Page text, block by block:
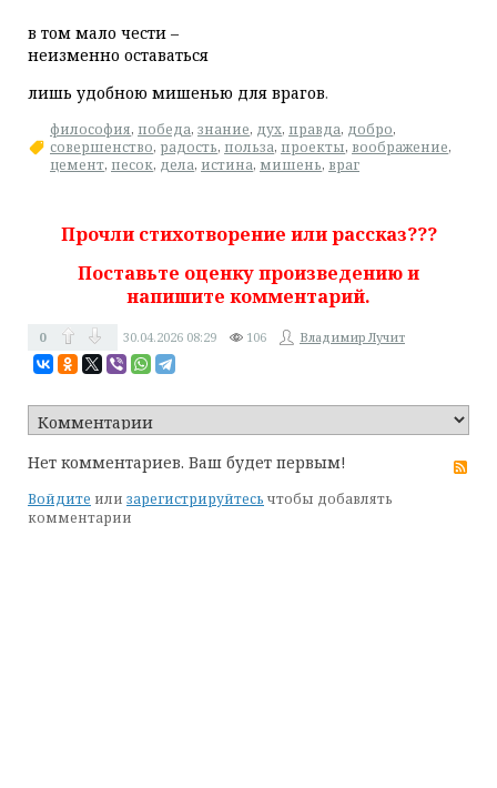
в том мало чести –
неизменно оставаться
лишь удобною мишенью для врагов.
философия, победа, знание, дух, правда, добро,
совершенство, радость, польза, проекты, воображение,
цемент, песок, дела, истина, мишень, враг
Прочли стихотворение или рассказ???
Поставьте оценку произведению и
напишите комментарий.
0 30.04.2026 08:29 106 Владимир Лучит
Нет комментариев. Ваш будет первым!
Войдите или зарегистрируйтесь чтобы добавлять
комментарии